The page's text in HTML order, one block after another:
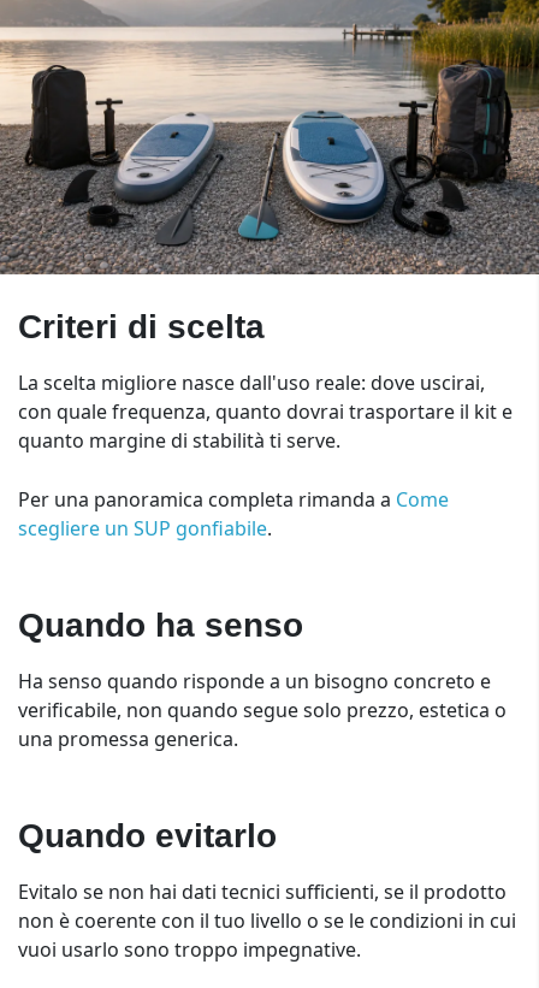
Criteri di scelta
La scelta migliore nasce dall'uso reale: dove uscirai,
con quale frequenza, quanto dovrai trasportare il kit e
quanto margine di stabilità ti serve.
Per una panoramica completa rimanda a Come
scegliere un SUP gonfiabile.
Quando ha senso
Ha senso quando risponde a un bisogno concreto e
verificabile, non quando segue solo prezzo, estetica o
una promessa generica.
Quando evitarlo
Evitalo se non hai dati tecnici sufficienti, se il prodotto
non è coerente con il tuo livello o se le condizioni in cui
vuoi usarlo sono troppo impegnative.